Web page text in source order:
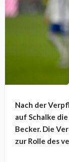
Nach der
auf Schalke
Becker. Die
zur Rolle des